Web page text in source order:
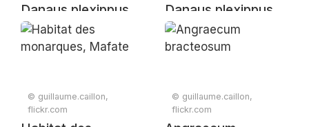
Danaus plexippus
Danaus plexippus
© guillaume.caillon,
flickr.com
© guillaume.caillon,
flickr.com